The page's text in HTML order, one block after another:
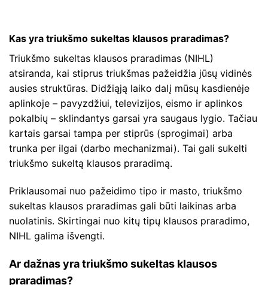
Kas yra triukšmo sukeltas klausos praradimas?
Triukšmo sukeltas klausos praradimas (NIHL)
atsiranda, kai stiprus triukšmas pažeidžia jūsų vidinės
ausies struktūras. Didžiąją laiko dalį mūsų kasdienėje
aplinkoje – pavyzdžiui, televizijos, eismo ir aplinkos
pokalbių – sklindantys garsai yra saugaus lygio. Tačiau
kartais garsai tampa per stiprūs (sprogimai) arba
trunka per ilgai (darbo mechanizmai). Tai gali sukelti
triukšmo sukeltą klausos praradimą.
Priklausomai nuo pažeidimo tipo ir masto, triukšmo
sukeltas klausos praradimas gali būti laikinas arba
nuolatinis. Skirtingai nuo kitų tipų klausos praradimo,
NIHL galima išvengti.
Ar dažnas yra triukšmo sukeltas klausos
praradimas?